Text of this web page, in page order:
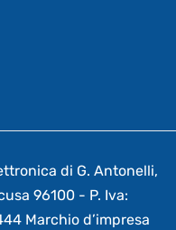
di G. Antonelli,
96100 - P. Iva:
Marchio d’impresa